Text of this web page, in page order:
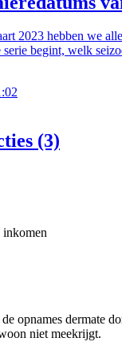
2023 hebben we
begint, welk
(3)
inkomen
opnames dermate
niet meekrijgt.